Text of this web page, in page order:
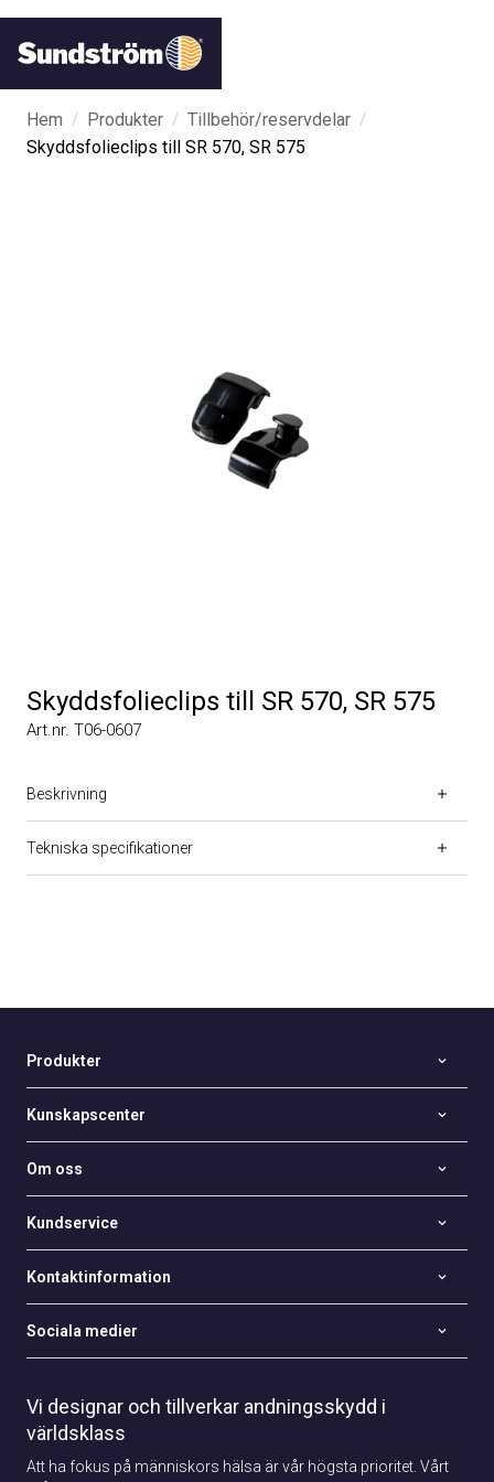
Hem / Produkter / Tillbehör/reservdelar /
Skyddsfolieclips till SR 570, SR 575
Skyddsfolieclips till SR 570, SR 575
Art.nr. T06-0607
Beskrivning
Tekniska specifikationer
Produkter
Kunskapscenter
Om oss
Kundservice
Kontaktinformation
Sociala medier
Vi designar och tillverkar andningsskydd i
världsklass
Att ha fokus på människors hälsa är vår högsta prioritet. Vårt